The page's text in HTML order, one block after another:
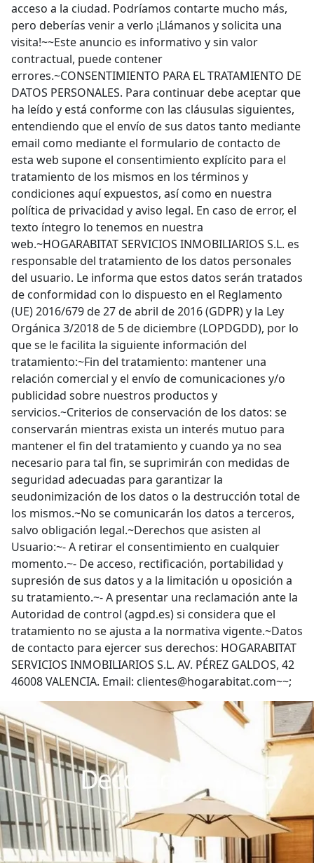
acceso a la ciudad. Podríamos contarte mucho más,
pero deberías venir a verlo ¡Llámanos y solicita una
visita!~~Este anuncio es informativo y sin valor
contractual, puede contener
errores.~CONSENTIMIENTO PARA EL TRATAMIENTO DE
DATOS PERSONALES. Para continuar debe aceptar que
ha leído y está conforme con las cláusulas siguientes,
entendiendo que el envío de sus datos tanto mediante
email como mediante el formulario de contacto de
esta web supone el consentimiento explícito para el
tratamiento de los mismos en los términos y
condiciones aquí expuestos, así como en nuestra
política de privacidad y aviso legal. En caso de error, el
texto íntegro lo tenemos en nuestra
web.~HOGARABITAT SERVICIOS INMOBILIARIOS S.L. es
responsable del tratamiento de los datos personales
del usuario. Le informa que estos datos serán tratados
de conformidad con lo dispuesto en el Reglamento
(UE) 2016/679 de 27 de abril de 2016 (GDPR) y la Ley
Orgánica 3/2018 de 5 de diciembre (LOPDGDD), por lo
que se le facilita la siguiente información del
tratamiento:~Fin del tratamiento: mantener una
relación comercial y el envío de comunicaciones y/o
publicidad sobre nuestros productos y
servicios.~Criterios de conservación de los datos: se
conservarán mientras exista un interés mutuo para
mantener el fin del tratamiento y cuando ya no sea
necesario para tal fin, se suprimirán con medidas de
seguridad adecuadas para garantizar la
seudonimización de los datos o la destrucción total de
los mismos.~No se comunicarán los datos a terceros,
salvo obligación legal.~Derechos que asisten al
Usuario:~- A retirar el consentimiento en cualquier
momento.~- De acceso, rectificación, portabilidad y
supresión de sus datos y a la limitación u oposición a
su tratamiento.~- A presentar una reclamación ante la
Autoridad de control (agpd.es) si considera que el
tratamiento no se ajusta a la normativa vigente.~Datos
de contacto para ejercer sus derechos: HOGARABITAT
SERVICIOS INMOBILIARIOS S.L. AV. PÉREZ GALDOS, 42
46008 VALENCIA. Email: clientes@hogarabitat.com~~;